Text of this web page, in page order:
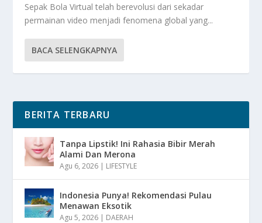
Sepak Bola Virtual telah berevolusi dari sekadar
permainan video menjadi fenomena global yang...
BACA SELENGKAPNYA
BERITA TERBARU
Tanpa Lipstik! Ini Rahasia Bibir Merah
Alami Dan Merona
Agu 6, 2026 | LIFESTYLE
Indonesia Punya! Rekomendasi Pulau
Menawan Eksotik
Agu 5, 2026 | DAERAH